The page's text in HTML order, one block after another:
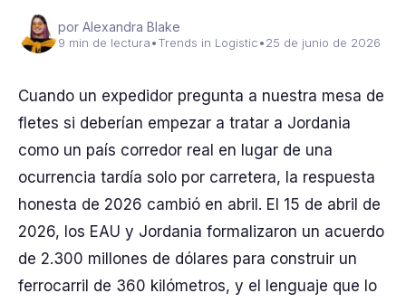
por Alexandra Blake
9 min de lectura•Trends in Logistic•25 de junio de 2026
Cuando un expedidor pregunta a nuestra mesa de
fletes si deberían empezar a tratar a Jordania
como un país corredor real en lugar de una
ocurrencia tardía solo por carretera, la respuesta
honesta de 2026 cambió en abril. El 15 de abril de
2026, los EAU y Jordania formalizaron un acuerdo
de 2.300 millones de dólares para construir un
ferrocarril de 360 kilómetros, y el lenguaje que lo